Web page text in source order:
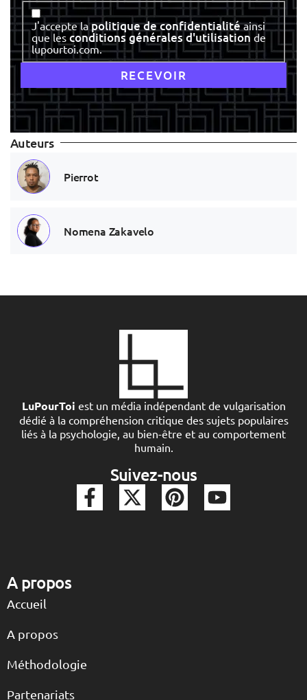
Consentement
J'accepte lapolitique de confidentialitéainsi
que les conditions générales d'utilisation de
lupourtoi.com.
Auteurs
Pierrot
Nomena Zakavelo
LuPourToi est un média indépendant de vulgarisation
dédié à la compréhension critique des sujets populaires
liés à la psychologie, au bien-être et au comportement
humain.
Suivez-nous
A propos
Accueil
A propos
Méthodologie
Partenariats